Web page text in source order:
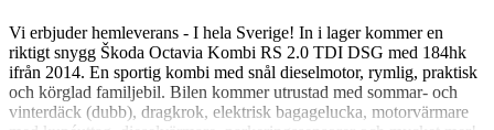
Vi erbjuder hemleverans - I hela Sverige! In i lager kommer en
riktigt snygg Škoda Octavia Kombi RS 2.0 TDI DSG med 184hk
ifrån 2014. En sportig kombi med snål dieselmotor, rymlig, praktisk
och körglad familjebil. Bilen kommer utrustad med sommar- och
vinterdäck (dubb), dragkrok, elektrisk bagagelucka, motorvärmare